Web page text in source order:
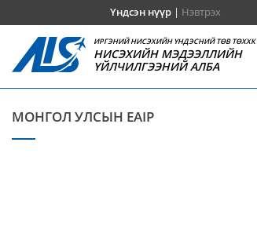
Үндсэн нүүр| Нэвтрэх
ИРГЭНИЙ НИСЭХИЙН ҮНДЭСНИЙ ТӨВ ТӨХХК
НИСЭХИЙН МЭДЭЭЛЛИЙН
ҮЙЛЧИЛГЭЭНИЙ АЛБА
МОНГОЛ УЛСЫН EAIP